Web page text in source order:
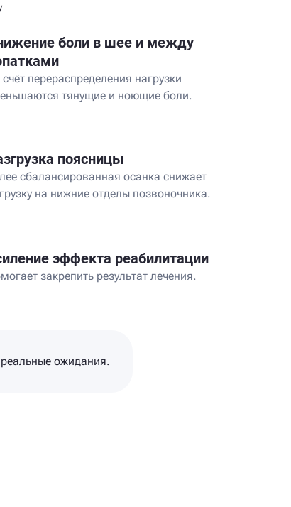
боли в шее и между
перераспределения нагрузки
тянущие и ноющие боли.
поясницы
сбалансированная осанка снижает
на нижние отделы позвоночника.
эффекта реабилитации
закрепить результат лечения.
ожидания.